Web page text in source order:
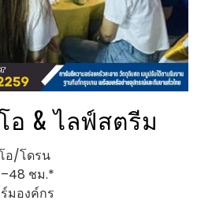
อ & ไลฟ์สตรีม
อ/โดรน
ชม.*
มองค์กร